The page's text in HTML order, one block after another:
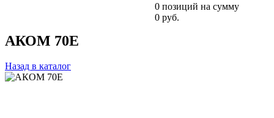
0 позиций на сумму
0 руб.
АКОМ 70Е
Назад в каталог